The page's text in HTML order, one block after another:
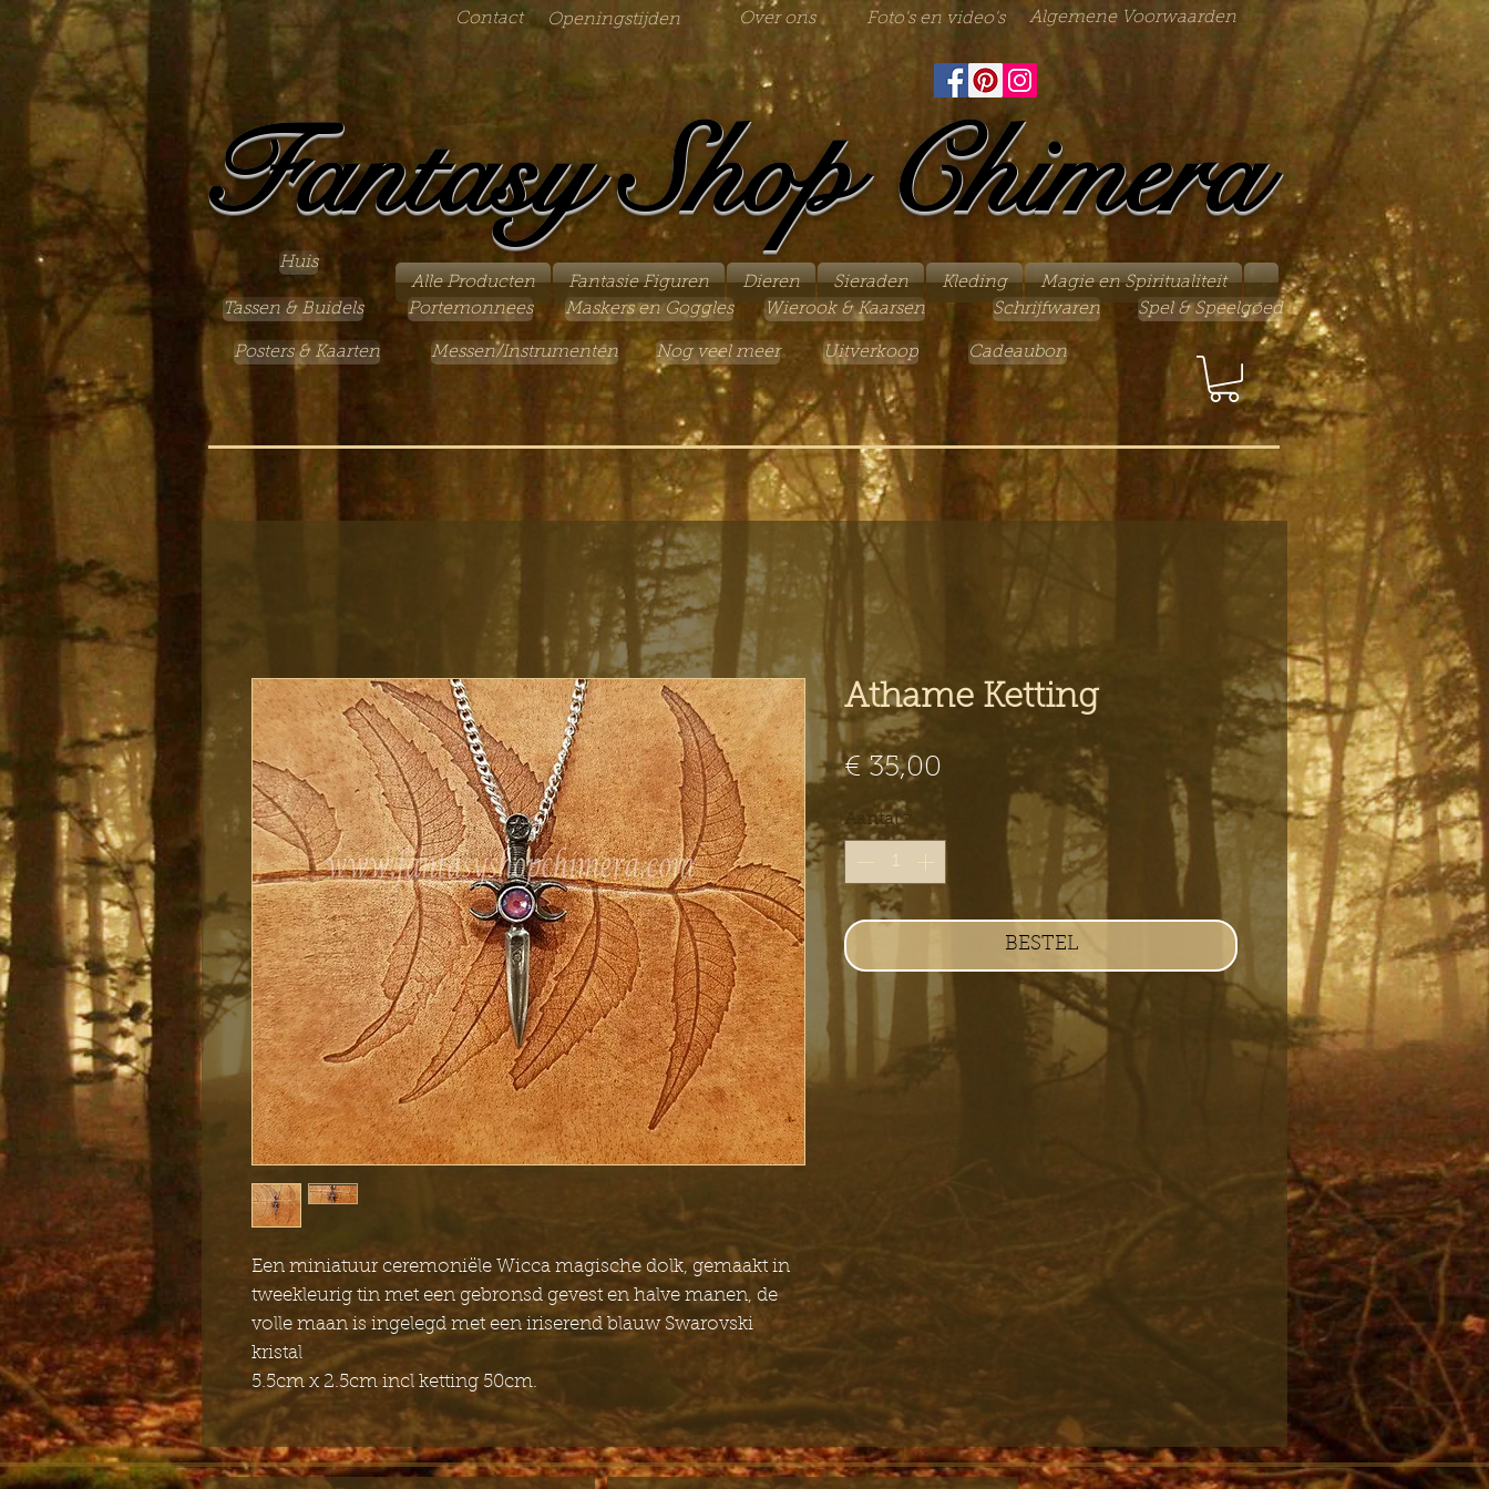
Contact Openingstijden Over ons Foto's en video's Algemene Voorwaarden
Fantasy Shop Chimera
Huis
Alle Producten
Fantasie Figuren Dieren Sieraden Kleding
Magie en Spiritualiteit
Tassen & Buidels
Portemonnees Maskers en Goggles Wierook & Kaarsen Schrijfwaren
Posters & Kaarten Messen/Instrumenten Nog veel meer Uitverkoop Cadeaubon
Spel & Speelgoed
Een miniatuur ceremoniële Wicca magische dolk, gemaakt in
tweekleurig tin met een gebronsd gevest en halve manen, de
volle maan is ingelegd met een iriserend blauw Swarovski
kristal
5.5cm x 2.5cm incl ketting 50cm.
Athame Ketting
€ 35,00
Aantal *
BESTEL